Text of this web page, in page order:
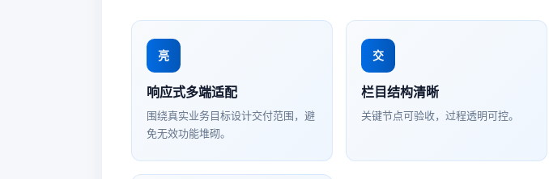
亮
响应式多端适配
围绕真实业务目标设计交付范围，避
免无效功能堆砌。
交
栏目结构清晰
关键节点可验收，过程透明可控。